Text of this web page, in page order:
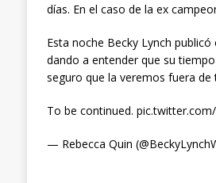
días. En el caso de la ex
Esta noche Becky Lynch
dando a entender que su
seguro que la veremos fuera
To be continued.
— Rebecca Quin